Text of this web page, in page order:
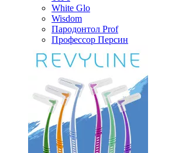
White Glo
Wisdom
Пародонтол Prof
Профессор Персин